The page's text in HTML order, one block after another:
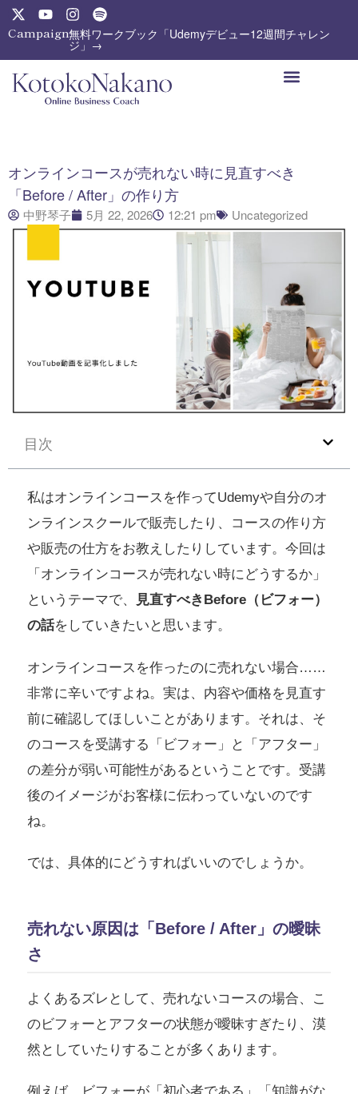
容
X
-
t
t
t
Y
o
u
b
e
I
n
s
t
g
r
a
S
p
o
t
f
y
Campaign:無料ワークブック「Udemyデビュー12週間チャレン
ジ」→
オンラインコースが売れない時に見直すべき
「Before / After」の作り方
中野琴子 5月 22, 2026 12:21 pm Uncategorized
目次
私はオンラインコースを作ってUdemyや自分のオ
ンラインスクールで販売したり、コースの作り方
や販売の仕方をお教えしたりしています。今回は
「オンラインコースが売れない時にどうするか」
というテーマで、
見直すべきBefore（ビフォー）
の話をしていきたいと思います。
オンラインコースを作ったのに売れない場合……
非常に辛いですよね。実は、内容や価格を見直す
前に確認してほしいことがあります。それは、そ
のコースを受講する「ビフォー」と「アフター」
の差分が弱い可能性があるということです。受講
後のイメージがお客様に伝わっていないのです
ね。
では、具体的にどうすればいいのでしょうか。
売れない原因は「Before / After」の曖昧
さ
よくあるズレとして、売れないコースの場合、こ
のビフォーとアフターの状態が曖昧すぎたり、漠
然としていたりすることが多くあります。